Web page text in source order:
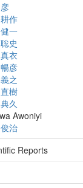
作
一
史
衣
彦
之
樹
久
Awoniyi
治
Reports